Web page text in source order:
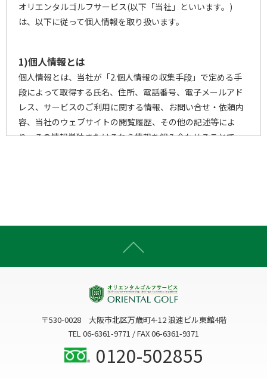
オリエンタルゴルフサービス(以下「当社」といいます。)
は、以下に従って個人情報を取り扱います。
1)個人情報とは
個人情報とは、当社が「2.個人情報の収集手段」で定める手
段によって取得する氏名、住所、電話番号、電子メールアド
レス、サービスのご利用に関する情報、お問い合せ・依頼内
容、当社のウェブサイトの閲覧履歴、その他の記述等によ
り、その情報単独またはそれら情報を組み合わせることで、
3)個人情報の利用目的
当社は、個人情報を、以下の何れかに該当する場合を除き、
事前にお知らせした利用目的以外には利用いたしません。
〒530-0028 大阪市北区万歳町4-12 浪速ビル東館4階
TEL 06-6361-9771 / FAX 06-6361-9371
0120-502855